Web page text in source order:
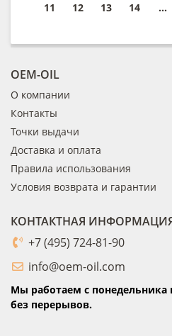
11
12 13 14 ...
OEM-OIL
О компании
Контакты
Точки выдачи
Доставка и оплата
Правила использования
Условия возврата и гарантии
КОНТАКТНАЯ
+7 (495) 724-81-90
info@oem-oil.com
Мы работаем с понедельника
без перерывов.